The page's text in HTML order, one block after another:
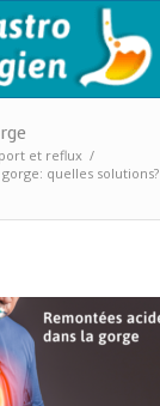
et reflux /
quelles solutions?